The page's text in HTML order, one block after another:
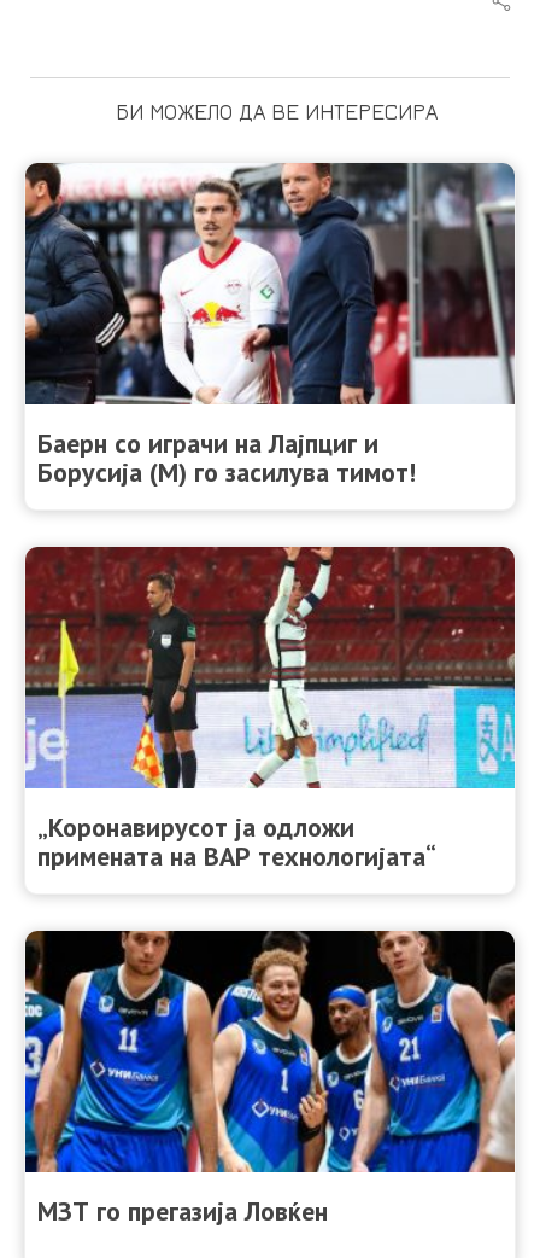
БИ МОЖЕЛО ДА ВЕ ИНТЕРЕСИРА
Баерн со играчи на Лајпциг и
Борусија (М) го засилува тимот!
„Коронавирусот ја одложи
примената на ВАР технологијата“
МЗТ го прегазија Ловќен